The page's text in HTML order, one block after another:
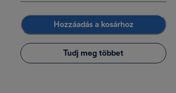
Hozzáadás a kosárhoz
Tudj meg többet